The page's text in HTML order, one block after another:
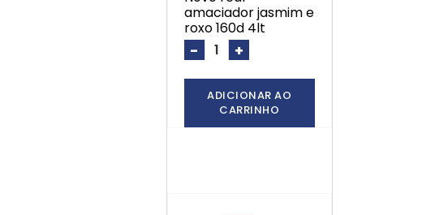
amaciador jasmim e
roxo 160d 4lt
- +
ADICIONAR AO
CARRINHO